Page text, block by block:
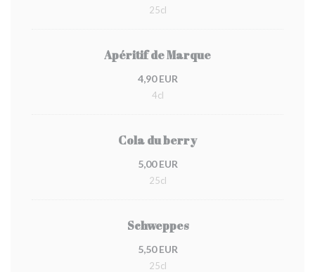
25cl
Apéritif de Marque
4,90 EUR
4cl
Cola du berry
5,00 EUR
25cl
Schweppes
5,50 EUR
25cl